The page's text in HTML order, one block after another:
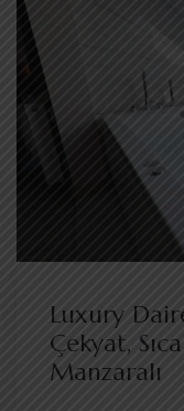
Luxury
Çekyat,
Manzaralı